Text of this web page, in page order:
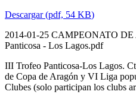
Descargar(pdf, 54 KB)
2014-01-25 CAMPEONATO
Panticosa - Los Lagos.pdf
III Trofeo Panticosa-Los Lagos.
de Copa de Aragón y VI Liga
Clubes (solo participan los clubs